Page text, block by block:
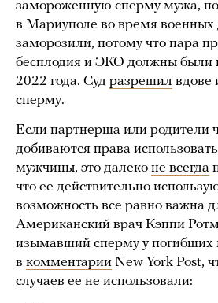
замороженную сперму мужа,
в Мариуполе во время
заморозили, потому что пара
бесплодия и ЭКО должны были
2022 года. Суд разрешил вдове
сперму.
Если партнерша или родители
добиваются права
мужчины, это далеко не всегда
что ее действительно
возможность все равно важна
Американский врач Кэппи
изымавший сперму у погибших
в комментарии New York Post,
случаев ее не использовали: